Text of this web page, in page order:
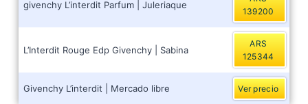
givenchy L’interdit Parfum | Juleriaque
139200
L’Interdit Rouge Edp Givenchy | Sabina
ARS
125344
Givenchy L’interdit | Mercado libre Ver precio